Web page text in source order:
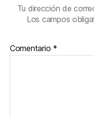
Tu dirección de
Los campos
Comentario *